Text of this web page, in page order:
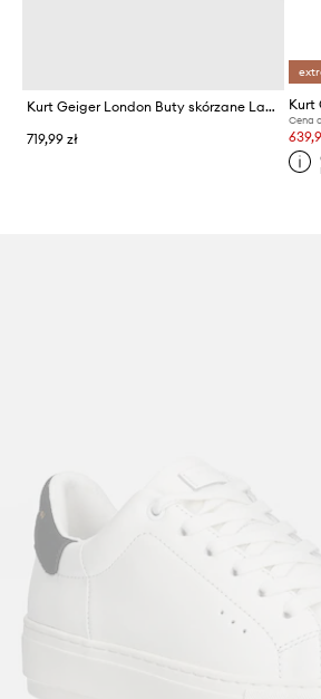
Kurt Geiger London Buty skórzane Laney Eye
719,99 zł
Cena